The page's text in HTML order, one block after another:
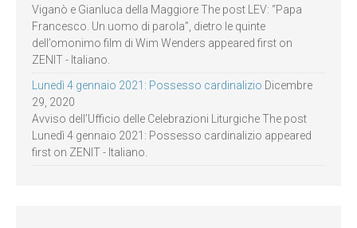
Viganò e Gianluca della Maggiore The post LEV: “Papa
Francesco. Un uomo di parola”, dietro le quinte
dell’omonimo film di Wim Wenders appeared first on
ZENIT - Italiano.
Lunedì 4 gennaio 2021: Possesso cardinalizio Dicembre
29, 2020
Avviso dell’Ufficio delle Celebrazioni Liturgiche The post
Lunedì 4 gennaio 2021: Possesso cardinalizio appeared
first on ZENIT - Italiano.